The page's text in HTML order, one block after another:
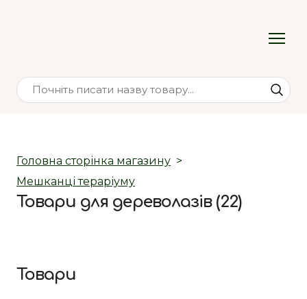
Головна сторінка магазину
Мешканці тераріуму
Товари для дереволазів (22)
Товари